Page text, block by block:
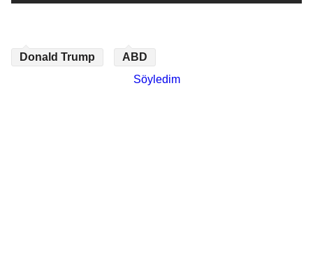
Donald Trump
ABD
Söyledim